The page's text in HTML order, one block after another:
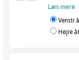
Læs mere
Venstr
Højre